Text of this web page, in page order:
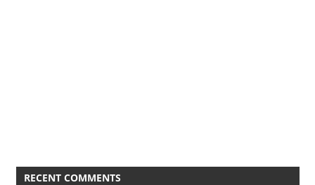
RECENT COMMENTS